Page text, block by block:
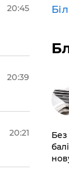
20:45
20:39
20:21